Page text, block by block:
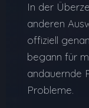
In der
anderen
offiziell
begann für
andauernde
Probleme.